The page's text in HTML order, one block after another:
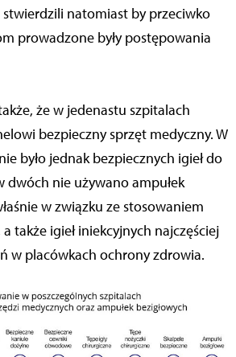
natomiast by przeciwko
prowadzone były postępowania
że w jedenastu szpitalach
bezpieczny sprzęt medyczny. W
było jednak bezpiecznych igieł do
dwóch nie używano ampułek
w związku ze stosowaniem
także igieł iniekcyjnych najczęściej
w placówkach ochrony zdrowia.